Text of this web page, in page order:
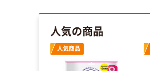
人気の商品
人気商品